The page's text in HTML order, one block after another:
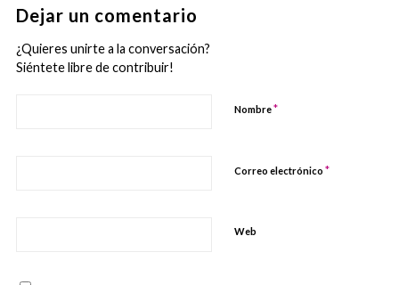
Dejar un comentario
¿Quieres unirte a la conversación?
Siéntete libre de contribuir!
Nombre*
Correo electrónico *
Web